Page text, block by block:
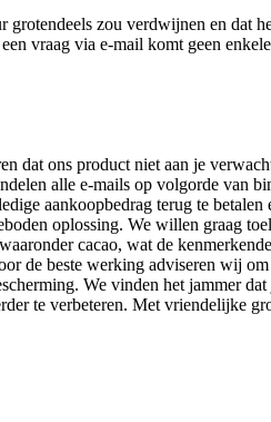
zou verdwijnen en dat
vraag via e-mail komt geen
ons product niet aan je
alle e-mails op volgorde van
aankoopbedrag terug te
oplossing. We willen graag
cacao, wat de
de beste werking adviseren wij
We vinden het jammer
te verbeteren. Met vriendelijke